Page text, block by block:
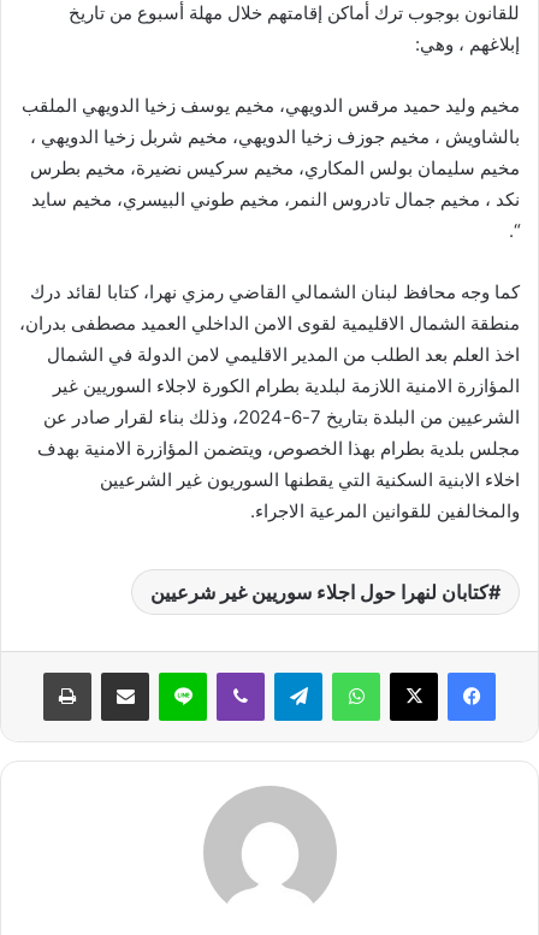
للقانون بوجوب ترك أماكن إقامتهم خلال مهلة أسبوع من تاريخ
إبلاغهم ، وهي:
مخيم وليد حميد مرقس الدويهي، مخيم يوسف زخيا الدويهي الملقب
بالشاويش ، مخيم جوزف زخيا الدويهي، مخيم شربل زخيا الدويهي ،
مخيم سليمان بولس المكاري، مخيم سركيس نضيرة، مخيم بطرس
نكد ، مخيم جمال تادروس النمر، مخيم طوني البيسري، مخيم سايد
“.
كما وجه محافظ لبنان الشمالي القاضي رمزي نهرا، كتابا لقائد درك
منطقة الشمال الاقليمية لقوى الامن الداخلي العميد مصطفى بدران،
اخذ العلم بعد الطلب من المدير الاقليمي لامن الدولة في الشمال
المؤازرة الامنية اللازمة لبلدية بطرام الكورة لاجلاء السوريين غير
الشرعيين من البلدة بتاريخ 7-6-2024، وذلك بناء لقرار صادر عن
مجلس بلدية بطرام بهذا الخصوص، ويتضمن المؤازرة الامنية بهدف
اخلاء الابنية السكنية التي يقطنها السوريون غير الشرعيين
والمخالفين للقوانين المرعية الاجراء.
كتابان لنهرا حول اجلاء سوريين غير شرعيين
واتساب تيلقرام ڤايبر لاين مشاركة عبر البريد طباعة